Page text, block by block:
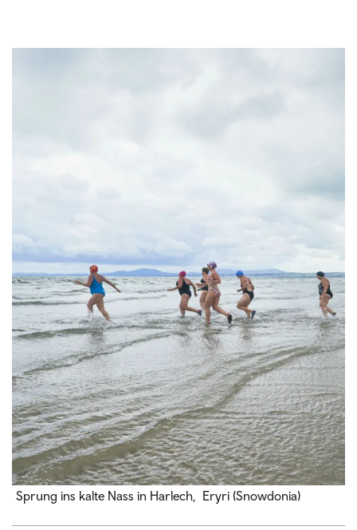
Sprung ins kalte Nass in Harlech, Eryri (Snowdonia)